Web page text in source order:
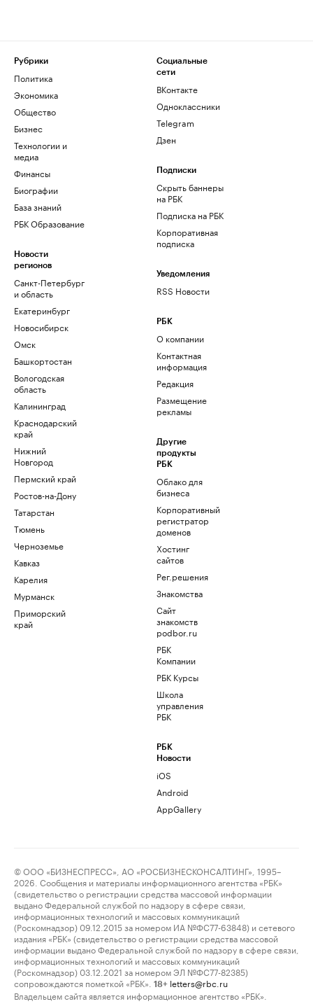
Рубрики
Политика
Экономика
Общество
Бизнес
Технологии и
медиа
Финансы
Биографии
База знаний
РБК Образование
Новости
регионов
Санкт-Петербург
и область
Екатеринбург
Новосибирск
Омск
Башкортостан
Вологодская
область
Калининград
Краснодарский
край
Нижний
Новгород
Пермский край
Ростов-на-Дону
Татарстан
Тюмень
Черноземье
Кавказ
Карелия
Мурманск
Приморский
край
Социальные
сети
ВКонтакте
Одноклассники
Telegram
Дзен
Подписки
Скрыть баннеры
на РБК
Подписка на РБК
Корпоративная
подписка
Уведомления
RSS Новости
РБК
О компании
Контактная
информация
Редакция
Размещение
рекламы
Другие
продукты
РБК
Облако для
бизнеса
Корпоративный
регистратор
доменов
Хостинг
сайтов
Рег.решения
Знакомства
Сайт
знакомств
podbor.ru
РБК
Компании
РБК Курсы
Школа
управления
РБК
РБК
Новости
iOS
Android
AppGallery
© ООО «БИЗНЕСПРЕСС», АО «РОСБИЗНЕСКОНСАЛТИНГ», 1995–
2026. Сообщения и материалы информационного агентства «РБК»
(свидетельство о регистрации средства массовой информации
выдано Федеральной службой по надзору в сфере связи,
информационных технологий и массовых коммуникаций
(Роскомнадзор) 09.12.2015 за номером ИА №ФС77-63848) и сетевого
издания «РБК» (свидетельство о регистрации средства массовой
информации выдано Федеральной службой по надзору в сфере связи,
информационных технологий и массовых коммуникаций
(Роскомнадзор) 03.12.2021 за номером ЭЛ №ФС77-82385)
сопровождаются пометкой «РБК».
18+ letters@rbc.ru
Владельцем сайта является информационное агентство «РБК».